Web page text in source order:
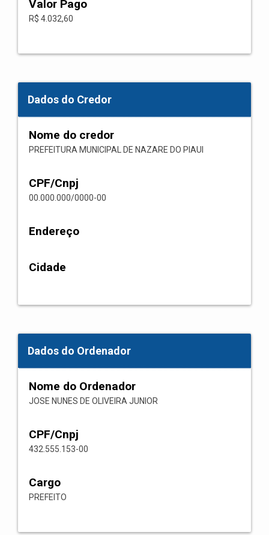
Valor Pago
R$ 4.032,60
Dados do Credor
Nome do credor
PREFEITURA MUNICIPAL DE NAZARE DO PIAUI
CPF/Cnpj
00.000.000/0000-00
Endereço
Cidade
Dados do Ordenador
Nome do Ordenador
JOSE NUNES DE OLIVEIRA JUNIOR
CPF/Cnpj
432.555.153-00
Cargo
PREFEITO